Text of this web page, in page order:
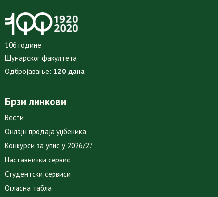
106 године
Шумарског факултета
Одбројавање: 120 дана
Брзи линкови
Вести
Онлајн продаја уџбеника
Конкурси за упис у 2026/27
Наставнички сервис
Студентски сервиси
Огласна табла